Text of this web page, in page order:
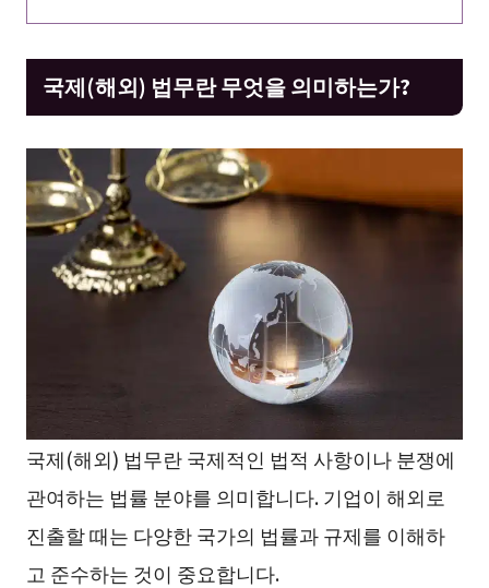
국제(해외) 법무란 무엇을 의미하는가?
국제(해외) 법무란 국제적인 법적 사항이나 분쟁에
관여하는 법률 분야를 의미합니다. 기업이 해외로
진출할 때는 다양한 국가의 법률과 규제를 이해하
고 준수하는 것이 중요합니다.